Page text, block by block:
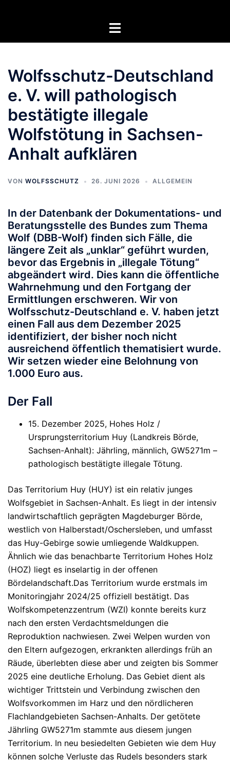
Menü
Wolfsschutz-Deutschland
e. V. will pathologisch
bestätigte illegale
Wolfstötung in Sachsen-
Anhalt aufklären
VON WOLFSSCHUTZ 26. JUNI 2026 ALLGEMEIN
In der Datenbank der Dokumentations- und
Beratungsstelle des Bundes zum Thema
Wolf (DBB-Wolf) finden sich Fälle, die
längere Zeit als „unklar“ geführt wurden,
bevor das Ergebnis in „illegale Tötung“
abgeändert wird. Dies kann die öffentliche
Wahrnehmung und den Fortgang der
Ermittlungen erschweren. Wir von
Wolfsschutz-Deutschland e. V. haben jetzt
einen Fall aus dem Dezember 2025
identifiziert, der bisher noch nicht
ausreichend öffentlich thematisiert wurde.
Wir setzen wieder eine Belohnung von
1.000 Euro aus.
Der Fall
15. Dezember 2025, Hohes Holz /
Ursprungsterritorium Huy (Landkreis Börde,
Sachsen-Anhalt): Jährling, männlich, GW5271m –
pathologisch bestätigte illegale Tötung.
Das Territorium Huy (HUY) ist ein relativ junges
Wolfsgebiet in Sachsen-Anhalt. Es liegt in der intensiv
landwirtschaftlich geprägten Magdeburger Börde,
westlich von Halberstadt/Oschersleben, und umfasst
das Huy-Gebirge sowie umliegende Waldkuppen.
Ähnlich wie das benachbarte Territorium Hohes Holz
(HOZ) liegt es inselartig in der offenen
Bördelandschaft.Das Territorium wurde erstmals im
Monitoringjahr 2024/25 offiziell bestätigt. Das
Wolfskompetenzzentrum (WZI) konnte bereits kurz
nach den ersten Verdachtsmeldungen die
Reproduktion nachwiesen. Zwei Welpen wurden von
den Eltern aufgezogen, erkrankten allerdings früh an
Räude, überlebten diese aber und zeigten bis Sommer
2025 eine deutliche Erholung. Das Gebiet dient als
wichtiger Trittstein und Verbindung zwischen den
Wolfsvorkommen im Harz und den nördlicheren
Flachlandgebieten Sachsen-Anhalts. Der getötete
Jährling GW5271m stammte aus diesem jungen
Territorium. In neu besiedelten Gebieten wie dem Huy
können solche Verluste das Rudels besonders stark